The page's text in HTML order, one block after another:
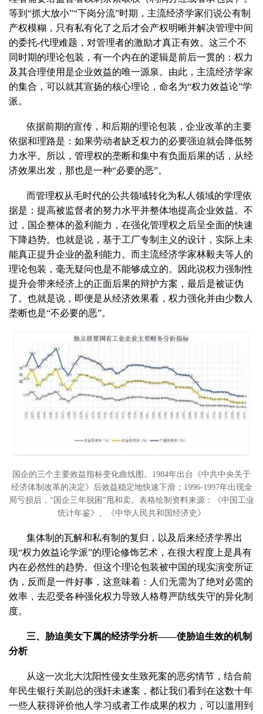
等到“抓大放小”“下岗分流”时期，主流经济学家们说公有制
产权模糊，只有私有化了之后才会产权明晰并解决管理中间
的委托-代理难题，对管理者的激励才真正有效。这三个不
同时期的理论包装，有一个内在的逻辑是前后一贯的：权力
及其合理使用是企业效益的唯一源泉。由此，主流经济学家
的集合，可以就其宣扬的核心理论，命名为“权力效益论”学
派。
依据前期的宣传，和后期的理论包装，企业改革的主要
依据和理路是：如果劳动者缺乏权力的必要强迫就会降低努
力水平。所以，管理权的垄断和集中有负面后果的话，从经
济效果出发，那也是一种“必要的恶”。
而管理权从毛时代的公共领域转化为私人领域的学理依
据是：提高被监督者的努力水平并整体地提高企业效益。不
过，国企整体的盈利能力，在强化管理权之后呈全面的快速
下降趋势。也就是说，基于工厂专制主义的设计，实际上未
能真正提升企业的盈利能力。而主流经济学家林毅夫等人的
理论包装，毫无疑问也是不能够成立的。因此说权力强制性
提升会带来经济上的正面后果的辩护方案，最后是被证伪
了。也就是说，即便是从经济效果看，权力强化并由少数人
垄断也是“不必要的恶”。
国企的三个主要效益指标变化曲线图。1984年出台《中共中央关于
经济体制改革的决定》后效益稳定地快速下滑；1996-1997年出现全
局亏损后，“国企三年脱困”甩和卖。表格绘制资料来源：《中国工业
统计年鉴》、《中华人民共和国经济史》
集体制的瓦解和私有制的复归，以及后来经济学界出
现“权力效益论学派”的理论修饰艺术，在很大程度上是具有
内在必然性的趋势。但这个理论包装被中国的现实演变所证
伪，反而是一件好事，这意味着：人们无需为了绝对必需的
效率，去忍受各种强化权力导致人格尊严防线失守的异化制
度。
三、胁迫美女下属的经济学分析——使胁迫生效的机制
分析
从这一次北大沈阳性侵女生致死案的恶劣情节，结合前
年民生银行关副总的强奸未遂案，都让我们看到在这数十年
一些人获得评价他人学习或者工作成果的权力，可以滥用到